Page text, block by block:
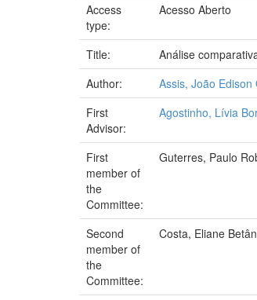
Access
type:
Acesso Aberto
Title:
Análise
Author:
Assis, João Edison
First
Advisor:
Agostinho, Lívia
First
member of
the
Committee:
Guterres, Paulo
Second
member of
the
Committee:
Costa, Eliane